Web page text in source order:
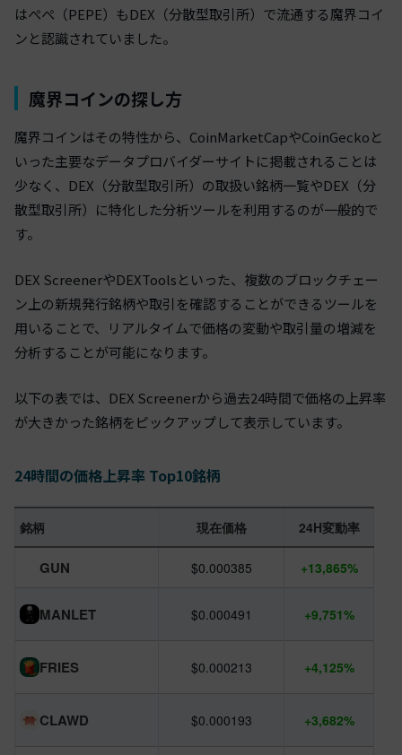
はぺぺ（PEPE）もDEX（分散型取引所）で流通する魔界コイ
ンと認識されていました。
魔界コインの探し方
魔界コインはその特性から、CoinMarketCapやCoinGeckoと
いった主要なデータプロバイダーサイトに掲載されることは
少なく、DEX（分散型取引所）の取扱い銘柄一覧やDEX（分
散型取引所）に特化した分析ツールを利用するのが一般的で
す。
DEX ScreenerやDEXToolsといった、複数のブロックチェー
ン上の新規発行銘柄や取引を確認することができるツールを
用いることで、リアルタイムで価格の変動や取引量の増減を
分析することが可能になります。
以下の表では、DEX Screenerから過去24時間で価格の上昇率
が大きかった銘柄をピックアップして表示しています。
24時間の価格上昇率 Top10銘柄
銘柄 現在価格 24H変動率
GUN $0.000385 +13,865%
MANLET $0.000491 +9,751%
FRIES $0.000213 +4,125%
CLAWD $0.000193 +3,682%